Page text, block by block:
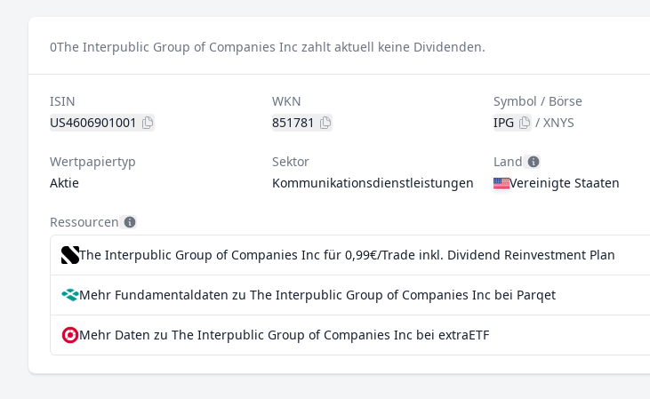
0The Interpublic Group of Companies Inc zahlt aktuell keine Dividenden.
ISIN
US4606901001
WKN
851781
Symbol / Börse
IPG
/XNYS
Wertpapiertyp
Aktie
Sektor
Kommunikationsdienstleistungen
Land
Vereinigte Staaten
Ressourcen
The Interpublic Group of Companies Inc für 0,99€/Trade inkl. Dividend Reinvestment Plan
Mehr Fundamentaldaten zu The Interpublic Group of Companies Inc bei Parqet
Mehr Daten zu The Interpublic Group of Companies Inc bei extraETF